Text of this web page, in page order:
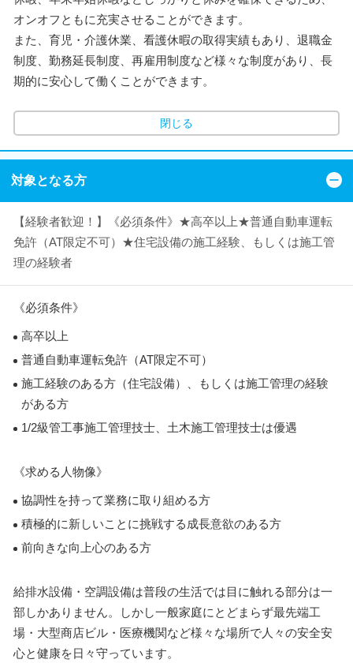
オンオフともに充実させることができます。
また、育児・介護休業、看護休暇の取得実績もあり、退職金
制度、勤務延長制度、再雇用制度など様々な制度があり、長
期的に安心して働くことができます。
閉じる
対象となる方
【経験者歓迎！】《必須条件》★高卒以上★普通自動車運転
免許（AT限定不可）★住宅設備の施工経験、もしくは施工管
理の経験者
《必須条件》
高卒以上
普通自動車運転免許（AT限定不可）
施工経験のある方（住宅設備）、もしくは施工管理の経験
がある方
1/2級管工事施工管理技士、土木施工管理技士は優遇
《求める人物像》
協調性を持って業務に取り組める方
積極的に新しいことに挑戦する成長意欲のある方
前向きな向上心のある方
給排水設備・空調設備は普段の生活では目に触れる部分は一
部しかありません。しかし一般家庭にとどまらず最先端工
場・大型商店ビル・医療機関など様々な場所で人々の安全安
心と健康を日々守っています。